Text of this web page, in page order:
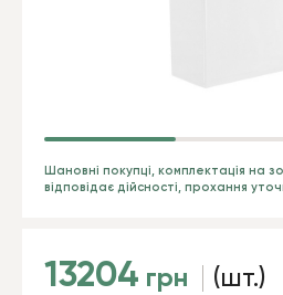
Шановні покупці, комплектація на
відповідає дійсності, прохання
13204 грн (шт.)